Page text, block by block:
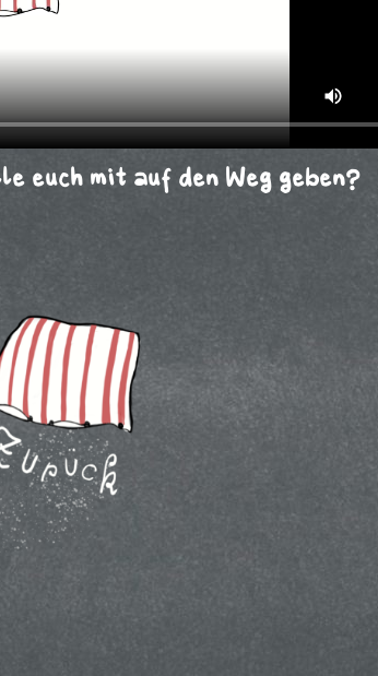
euch mit auf den Weg geben?